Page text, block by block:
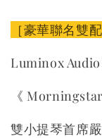
［豪華聯名雙配
Luminox Audio
《
雙小提琴首席